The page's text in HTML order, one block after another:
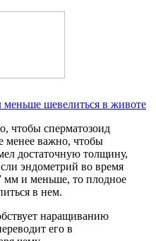
меньше шевелиться в животе
чтобы сперматозоид
менее важно, чтобы
достаточную толщину,
эндометрий во время
мм и меньше, то плодное
в нем.
наращиванию
его в